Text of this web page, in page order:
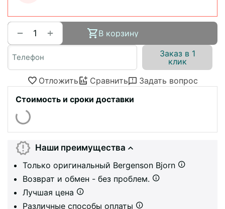
+
−
В корзину
Заказ в 1
клик
Отложить
Сравнить
Задать вопрос
Стоимость и сроки доставки
Наши преимущества
Только оригинальный Bergenson Bjorn
Возврат и обмен - без проблем.
Лучшая цена
Различные способы оплаты